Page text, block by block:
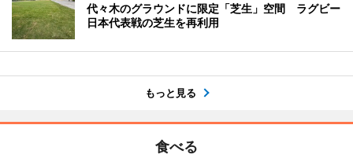
代々木のグラウンドに限定「芝生」空間 ラグビー
日本代表戦の芝生を再利用
もっと見る
食べる